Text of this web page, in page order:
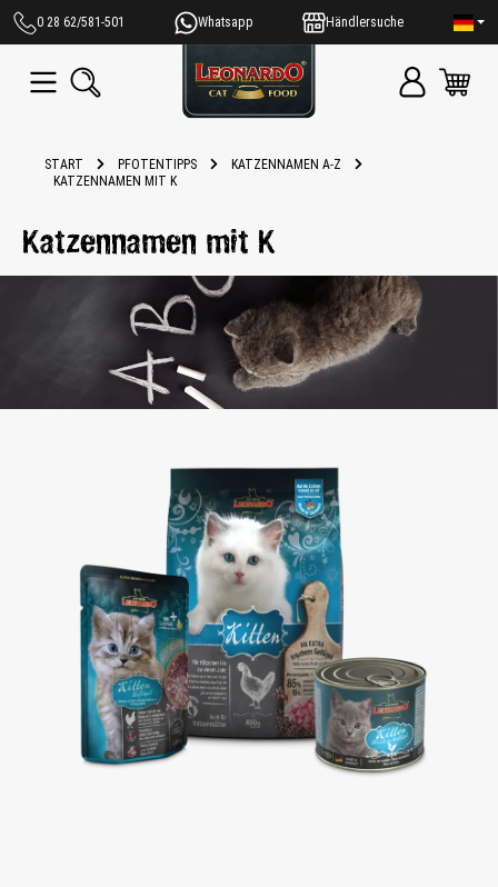
springen
0 28 62/581-501 Whatsapp Händlersuche
START PFOTENTIPPS
KATZENNAMEN A-Z
KATZENNAMEN MIT K
Katzennamen mit K